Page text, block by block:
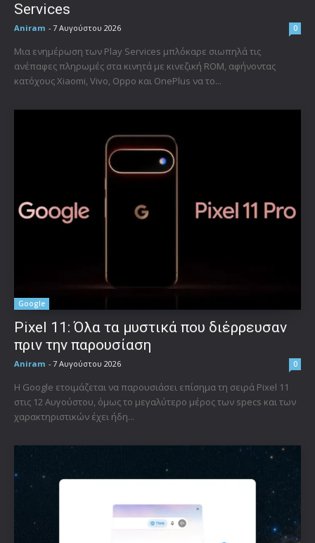
Services
Aniram - 7 Αυγούστου 2026 0
Μια ενημέρωση των Play Services μπλόκαρε σιωπηλά τις
ανέπαφες πληρωμές στα κινητά με κινεζική ROM, αφήνοντας
κατόχους Xiaomi, Vivo, Oppo και OnePlus να το...
Google
Pixel 11: Όλα τα μυστικά που διέρρευσαν
πριν την παρουσίαση
Aniram - 7 Αυγούστου 2026 0
Η Google ετοιμάζεται να παρουσιάσει επίσημα τη σειρά Pixel 11
στις 12 Αυγούστου, όμως το μεγαλύτερο μέρος των specs και των
χαρακτηριστικών έχει ήδη...